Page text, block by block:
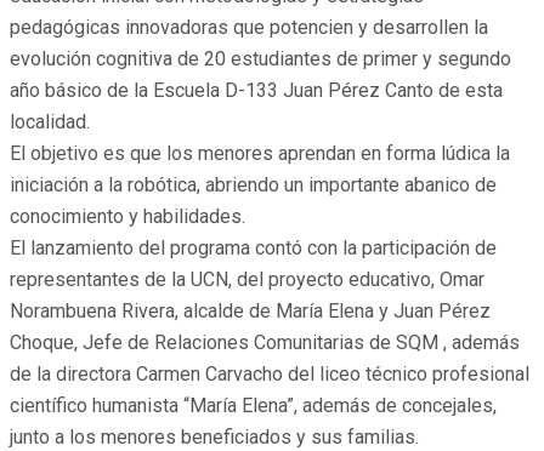
pedagógicas innovadoras que potencien y desarrollen la
evolución cognitiva de 20 estudiantes de primer y segundo
año básico de la Escuela D-133 Juan Pérez Canto de esta
localidad.
El objetivo es que los menores aprendan en forma lúdica la
iniciación a la robótica, abriendo un importante abanico de
conocimiento y habilidades.
El lanzamiento del programa contó con la participación de
representantes de la UCN, del proyecto educativo, Omar
Norambuena Rivera, alcalde de María Elena y Juan Pérez
Choque, Jefe de Relaciones Comunitarias de SQM , además
de la directora Carmen Carvacho del liceo técnico profesional
científico humanista “María Elena”, además de concejales,
junto a los menores beneficiados y sus familias.